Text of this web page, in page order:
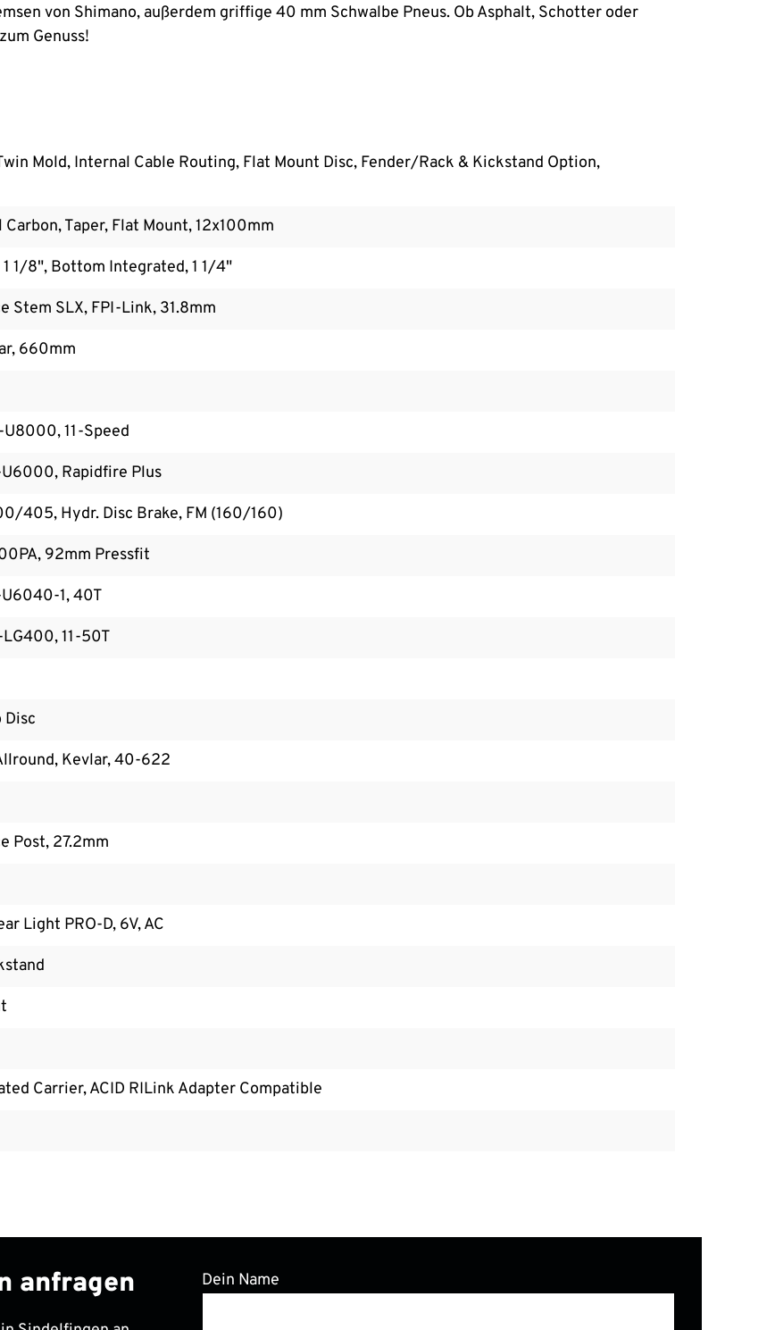
von Shimano, außerdem griffige 40 mm Schwalbe Pneus. Ob Asphalt, Schotter oder
Genuss!
Mold, Internal Cable Routing, Flat Mount Disc, Fender/Rack & Kickstand Option,
Carbon, Taper, Flat Mount, 12x100mm
1/8", Bottom Integrated, 1 1/4"
Stem SLX, FPI-Link, 31.8mm
660mm
U8000, 11-Speed
Rapidfire Plus
405, Hydr. Disc Brake, FM (160/160)
92mm Pressfit
U6040-1, 40T
11-50T
Disc
Kevlar, 40-622
Post, 27.2mm
Light PRO-D, 6V, AC
Carrier, ACID RILink Adapter Compatible
anfragen Dein Name